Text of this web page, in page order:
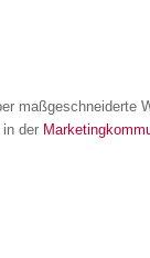
maßgeschneiderte
in der